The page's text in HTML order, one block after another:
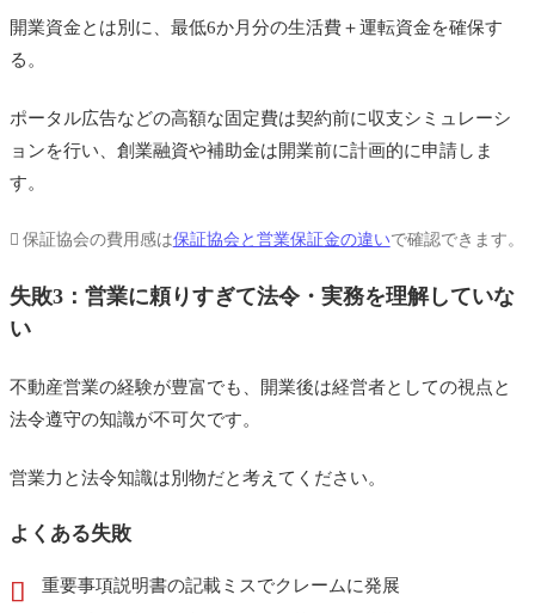
開業資金とは別に、最低6か月分の生活費＋運転資金を確保す
る。
ポータル広告などの高額な固定費は契約前に収支シミュレーシ
ョンを行い、創業融資や補助金は開業前に計画的に申請しま
す。
保証協会の費用感は保証協会と営業保証金の違いで確認できます。
失敗3：営業に頼りすぎて法令・実務を理解していな
い
不動産営業の経験が豊富でも、開業後は経営者としての視点と
法令遵守の知識が不可欠です。
営業力と法令知識は別物だと考えてください。
よくある失敗
重要事項説明書の記載ミスでクレームに発展